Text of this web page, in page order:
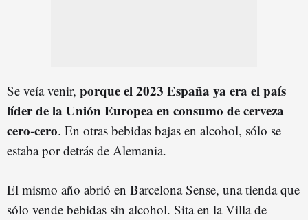
Se veía venir, porque el 2023 España ya era el país
líder de la Unión Europea en consumo de cerveza
cero-cero. En otras bebidas bajas en alcohol, sólo se
estaba por detrás de Alemania.
El mismo año abrió en Barcelona Sense, una tienda que
sólo vende bebidas sin alcohol. Sita en la Villa de